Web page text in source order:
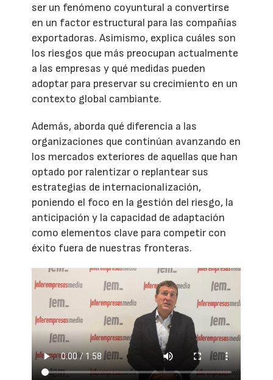
ser un fenómeno coyuntural a convertirse
en un factor estructural para las compañías
exportadoras. Asimismo, explica cuáles son
los riesgos que más preocupan actualmente
a las empresas y qué medidas pueden
adoptar para preservar su crecimiento en un
contexto global cambiante.
Además, aborda qué diferencia a las
organizaciones que continúan avanzando en
los mercados exteriores de aquellas que han
optado por ralentizar o replantear sus
estrategias de internacionalización,
poniendo el foco en la gestión del riesgo, la
anticipación y la capacidad de adaptación
como elementos clave para competir con
éxito fuera de nuestras fronteras.